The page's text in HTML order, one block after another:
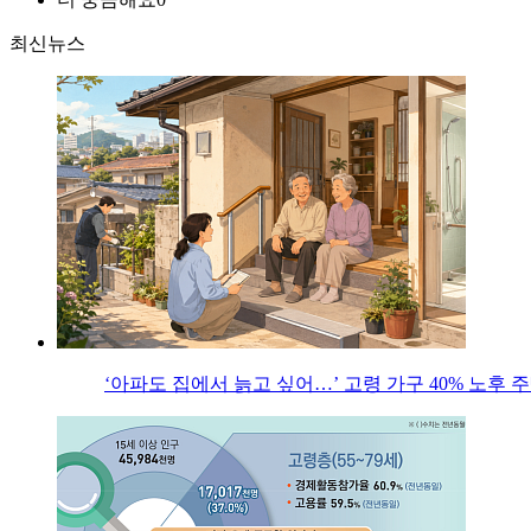
최신뉴스
‘아파도 집에서 늙고 싶어…’ 고령 가구 40% 노후